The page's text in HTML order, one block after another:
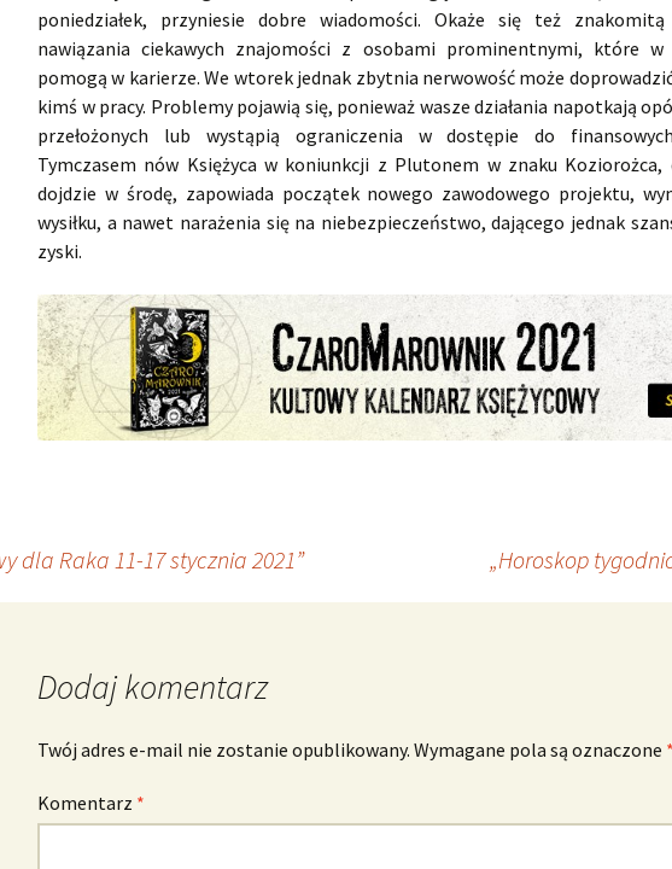
poniedziałek, przyniesie dobre wiadomości. Okaże się też
nawiązania ciekawych znajomości z osobami prominentnymi, które w
pomogą w karierze. We wtorek jednak zbytnia nerwowość może
kimś w pracy. Problemy pojawią się, ponieważ wasze działania napotkają
przełożonych lub wystąpią ograniczenia w dostępie do
Tymczasem nów Księżyca w koniunkcji z Plutonem w znaku
dojdzie w środę, zapowiada początek nowego zawodowego projektu,
wysiłku, a nawet narażenia się na niebezpieczeństwo, dającego jednak
zyski.
dla Raka 11-17 stycznia 2021” „Horoskop
Dodaj komentarz
Twój adres e-mail nie zostanie opublikowany. Wymagane pola są oznaczone *
Komentarz *